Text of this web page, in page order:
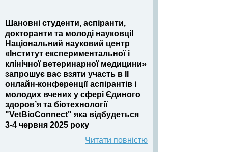
Шановні студенти, аспіранти,
докторанти та молоді науковці!
Національний науковий центр
«Інститут експериментальної і
клінічної ветеринарної медицини»
запрошує вас взяти участь в II
онлайн-конференції аспірантів і
молодих вчених у сфері Єдиного
здоров’я та біотехнології
"VetBioConnect" яка відбудеться
3-4 червня 2025 року
Читати повністю